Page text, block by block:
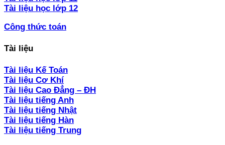
Tài liệu học lớp 12
Công thức toán
Tài liệu
Tài liệu Kế Toán
Tài liệu Cơ Khí
Tài liệu Cao Đẳng – ĐH
Tài liệu tiếng Anh
Tài liệu tiếng Nhật
Tài liệu tiếng Hàn
Tài liệu tiếng Trung